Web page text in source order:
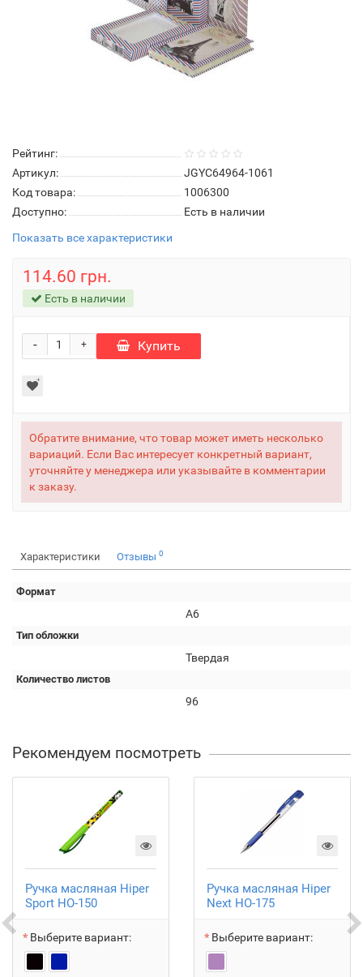
Рейтинг:
Артикул:
JGYC64964-1061
Код товара:
1006300
Доступно:
Есть в наличии
Показать все характеристики
114.60 грн.
Есть в наличии
+
- Купить
Обратите внимание, что товар может иметь несколько
вариаций. Если Вас интересует конкретный вариант,
уточняйте у менеджера или указывайте в комментарии
к заказу.
Характеристики Отзывы 0
Формат
А6
Тип обложки
Твердая
Количество листов
96
Рекомендуем посмотреть
Ручка масляная Hiper
Sport HO-150
Выберите вариант:
Ручка масляная Hiper
Next HO-175
Выберите вариант: